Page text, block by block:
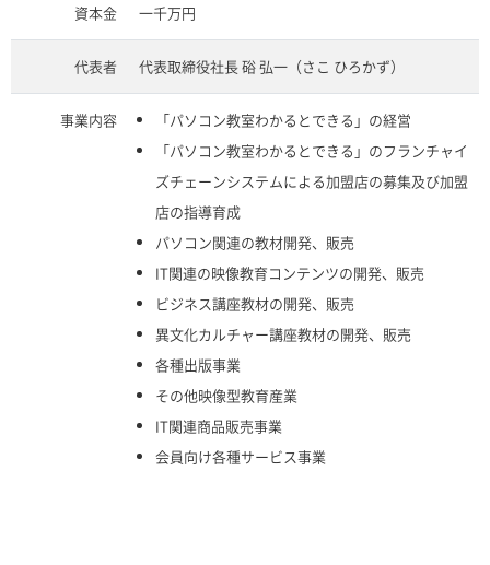
資本金 一千万円
代表者 代表取締役社長 硲 弘一（さこ ひろかず）
事業内容
「パソコン教室わかるとできる」の経営
「パソコン教室わかるとできる」のフランチャイ
ズチェーンシステムによる加盟店の募集及び加盟
店の指導育成
パソコン関連の教材開発、販売
IT関連の映像教育コンテンツの開発、販売
ビジネス講座教材の開発、販売
異文化カルチャー講座教材の開発、販売
各種出版事業
その他映像型教育産業
IT関連商品販売事業
会員向け各種サービス事業